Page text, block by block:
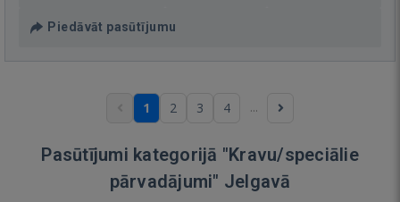
Piedāvāt pasūtījumu
1 2 3 4 ...
Pasūtījumi kategorijā "Kravu/speciālie
pārvadājumi" Jelgavā